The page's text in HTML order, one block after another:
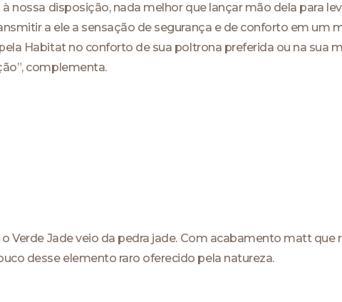
nossa disposição, nada melhor que lançar mão dela para
a ele a sensação de segurança e de conforto em um
Habitat no conforto de sua poltrona preferida ou na sua
complementa.
Verde Jade veio da pedra jade. Com acabamento matt que
desse elemento raro oferecido pela natureza.